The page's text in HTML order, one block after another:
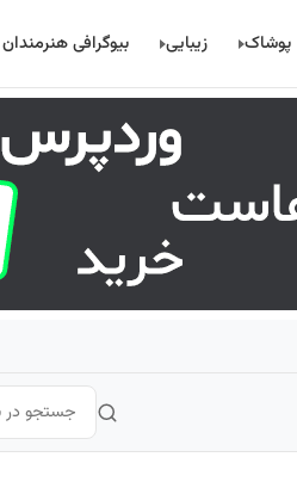
پوشاک زیبایی بیوگرافی هنرمندان